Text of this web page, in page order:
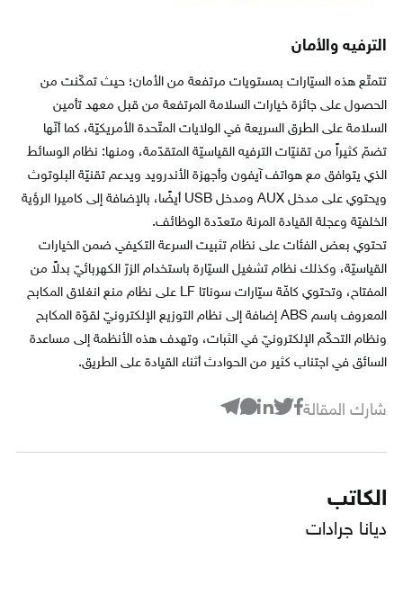
الترفيه والأمان
تتمتّع هذه السيّارات بمستويات مرتفعة من الأمان؛ حيث تمكّنت من
الحصول على جائزة خيارات السلامة المرتفعة من قبل معهد تأمين
السلامة على الطرق السريعة في الولايات المتّحدة الأمريكيّة، كما أنّها
تضمّ كثيراً من تقنيّات الترفيه القياسيّة المتقدّمة، ومنها: نظام الوسائط
الذي يتوافق مع هواتف آيفون وأجهزة الأندرويد ويدعم تقنيّة البلوتوث
ويحتوي على مدخل AUX ومدخل USB أيضًا، بالإضافة إلى كاميرا الرؤية
الخلفيّة وعجلة القيادة المرنة متعدّدة الوظائف.
تحتوي بعض الفئات على نظام تثبيت السرعة التكيفي ضمن الخيارات
القياسيّة، وكذلك نظام تشغيل السيّارة باستخدام الزرّ الكهربائيّ بدلاً من
المفتاح، وتحتوي كافّة سيّارات سوناتا LF على نظام منع انغلاق المكابح
المعروف باسم ABS إضافة إلى نظام التوزيع الإلكترونيّ لقوّة المكابح
ونظام التحكّم الإلكترونيّ في الثبات، وتهدف هذه الأنظمة إلى مساعدة
السائق في اجتناب كثير من الحوادث أثناء القيادة على الطريق.
شارك المقالة
الكاتب
ديانا جرادات